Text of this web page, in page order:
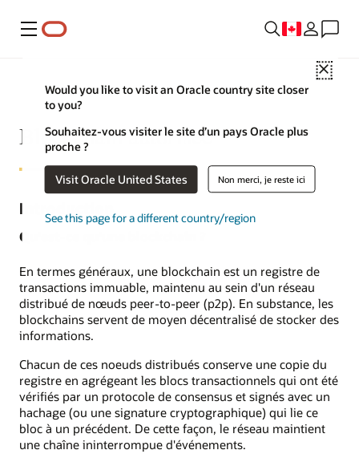
Menu
Close
Would you like to visit an Oracle country site closer
to you?
Souhaitez-vous visiter le site d’un pays Oracle plus
proche ?
Visit Oracle United States Non merci, je reste ici
See this page for a different country/region
Blockchain autorisée
Introduction
Qu'est-ce qu'une blockchain ?
En termes généraux, une blockchain est un registre de
transactions immuable, maintenu au sein d'un réseau
distribué de nœuds peer-to-peer (p2p). En substance, les
blockchains servent de moyen décentralisé de stocker des
informations.
Chacun de ces noeuds distribués conserve une copie du
registre en agrégeant les blocs transactionnels qui ont été
vérifiés par un protocole de consensus et signés avec un
hachage (ou une signature cryptographique) qui lie ce
bloc à un précédent. De cette façon, le réseau maintient
une chaîne ininterrompue d'événements.